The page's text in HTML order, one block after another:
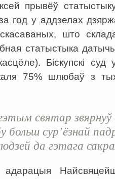
прывёў
год у аддзелах
што
статыстыка
Біскупскі
75% шлюбаў з
святар звярнуў
больш сур’ёзнай
да гэтага